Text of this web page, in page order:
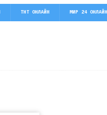
ТНТ ОНЛАЙН МИР 24 ОНЛАЙН